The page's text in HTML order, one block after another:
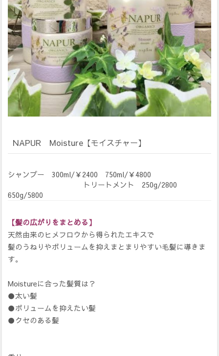
NAPUR Moisture【モイスチャー】
シャンプー 300ml/￥2400 750ml/￥4800
トリートメント 250g/2800
650g/5800
【髪の広がりをまとめる】
天然由来のヒメフロウから得られたエキスで
髪のうねりやボリュームを抑えまとまりやすい毛髪に導きま
す。
Moistureに合った髪質は？
●太い髪
●ボリュームを抑えたい髪
●クセのある髪